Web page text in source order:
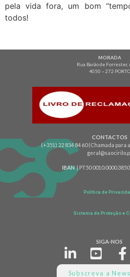
pela vida fora, um bom
todos!
MORADA
Rua Barão de Forrester,
4050 – 272 PORTO
CONTACTOS
(+351) 22 834 84 60 (Chamada
IBAN| PT50
Política de
Sistema de Proteção e
SIGA-NOS
Subscreva a